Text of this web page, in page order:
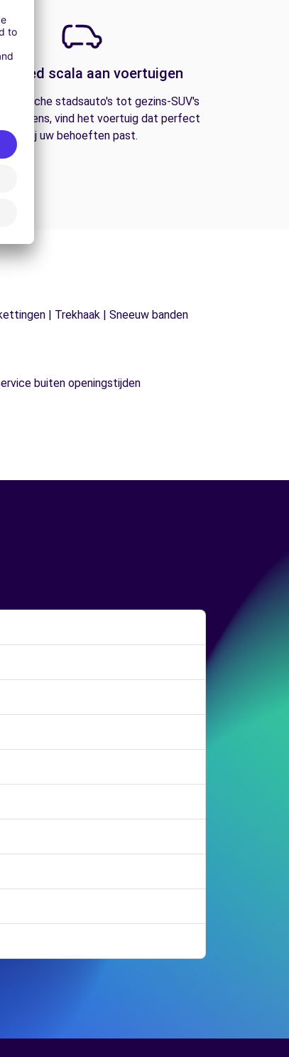
breed scala aan voertuigen
stadsauto's tot gezins-SUV's
vind het voertuig dat perfect
bij uw behoeften past.
| Trekhaak | Sneeuw banden
buiten openingstijden